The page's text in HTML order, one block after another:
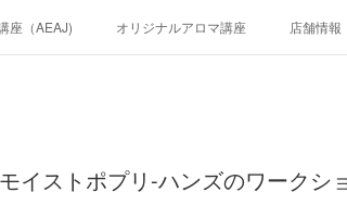
座（AEAJ) オリジナルアロマ講座 店舗情報
イストポプリ-ハンズのワークシ